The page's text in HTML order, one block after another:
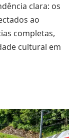
clara: os
ao
completas,
cultural em